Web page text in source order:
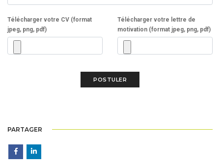
Télécharger votre CV (format
jpeg, png, pdf)
Télécharger votre lettre de
motivation (format jpeg, png, pdf)
PARTAGER